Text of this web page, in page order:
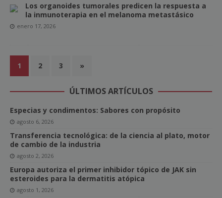
Los organoides tumorales predicen la respuesta a
la inmunoterapia en el melanoma metastásico
enero 17, 2026
1 2 3 »
ÚLTIMOS ARTÍCULOS
Especias y condimentos: Sabores con propósito
agosto 6, 2026
Transferencia tecnológica: de la ciencia al plato, motor
de cambio de la industria
agosto 2, 2026
Europa autoriza el primer inhibidor tópico de JAK sin
esteroides para la dermatitis atópica
agosto 1, 2026